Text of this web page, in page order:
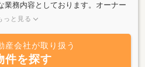
業務内容としております。オーナー
賃貸マンション企画・管理・運営を
ただきます。「売りたい」「買いた
不動産に関する質問は何でもお気軽
っと見る
産会社が取り扱う
件を探す